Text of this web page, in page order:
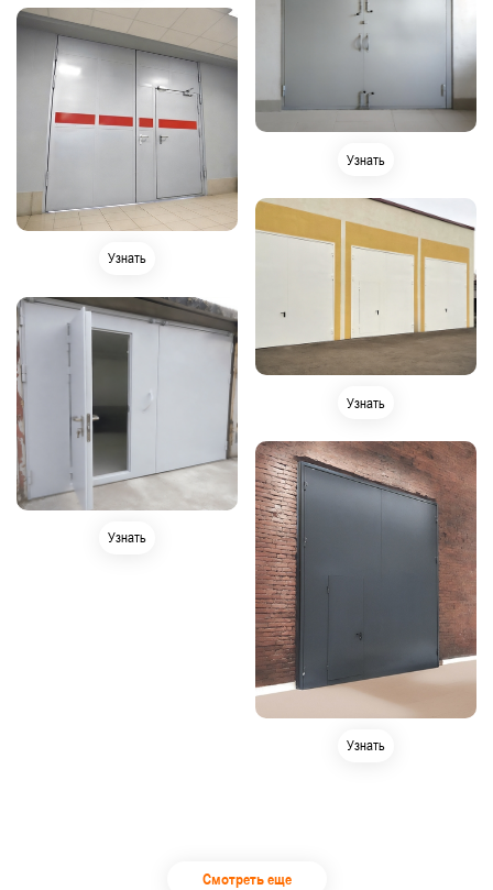
Узнать
Узнать
Узнать
Узнать
Узнать
Смотреть еще